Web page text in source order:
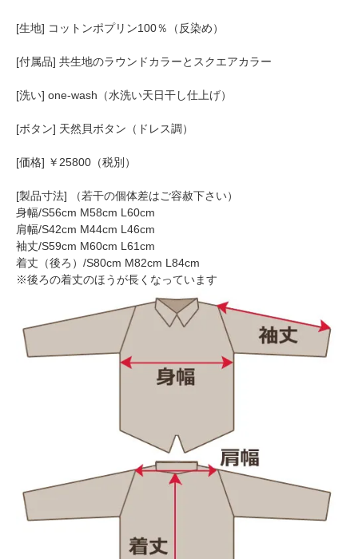
[生地] コットンポプリン100％（反染め）
[付属品] 共生地のラウンドカラーとスクエアカラー
[洗い] one-wash（水洗い天日干し仕上げ）
[ボタン] 天然貝ボタン（ドレス調）
[価格] ￥25800（税別）
[製品寸法] （若干の個体差はご容赦下さい）
身幅/S56cm M58cm L60cm
肩幅/S42cm M44cm L46cm
袖丈/S59cm M60cm L61cm
着丈（後ろ）/S80cm M82cm L84cm
※後ろの着丈のほうが長くなっています